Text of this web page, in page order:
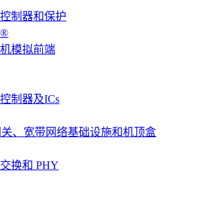
制器和保护
®
模拟前端
制器及ICs
关、宽带网络基础设施和机顶盒
换和 PHY